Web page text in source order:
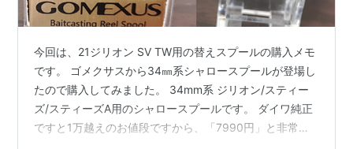
今回は、21ジリオン SV TW用の替えスプールの購入メモ
です。 ゴメクサスから34㎜系シャロースプールが登場し
たので購入してみました。 34mm系 ジリオン/スティー
ズ/スティーズA用のシャロースプールです。 ダイワ純正
ですと1万越えのお値段ですから、「7990円」と非常に